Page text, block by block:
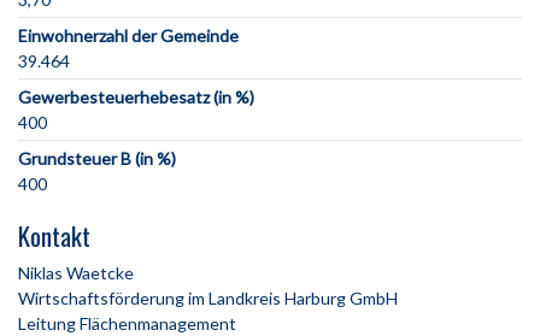
Einwohnerzahl der Gemeinde
39.464
Gewerbesteuerhebesatz (in %)
400
Grundsteuer B (in %)
400
Kontakt
Niklas Waetcke
Wirtschaftsförderung im Landkreis Harburg GmbH
Leitung Flächenmanagement